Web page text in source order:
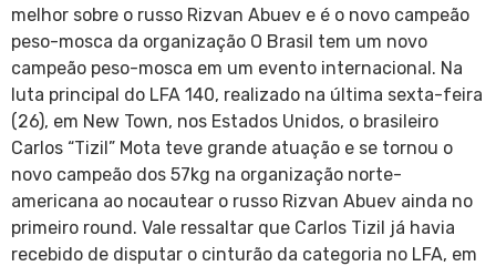
melhor sobre o russo Rizvan Abuev e é o novo campeão
peso-mosca da organização O Brasil tem um novo
campeão peso-mosca em um evento internacional. Na
luta principal do LFA 140, realizado na última sexta-feira
(26), em New Town, nos Estados Unidos, o brasileiro
Carlos “Tizil” Mota teve grande atuação e se tornou o
novo campeão dos 57kg na organização norte-
americana ao nocautear o russo Rizvan Abuev ainda no
primeiro round. Vale ressaltar que Carlos Tizil já havia
recebido de disputar o cinturão da categoria no LFA, em